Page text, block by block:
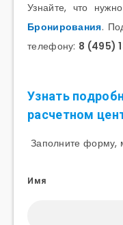
Узнайте, что
Бронирования.
телефону: 8 (495)
Узнать
расчетном
Заполните форму,
Имя